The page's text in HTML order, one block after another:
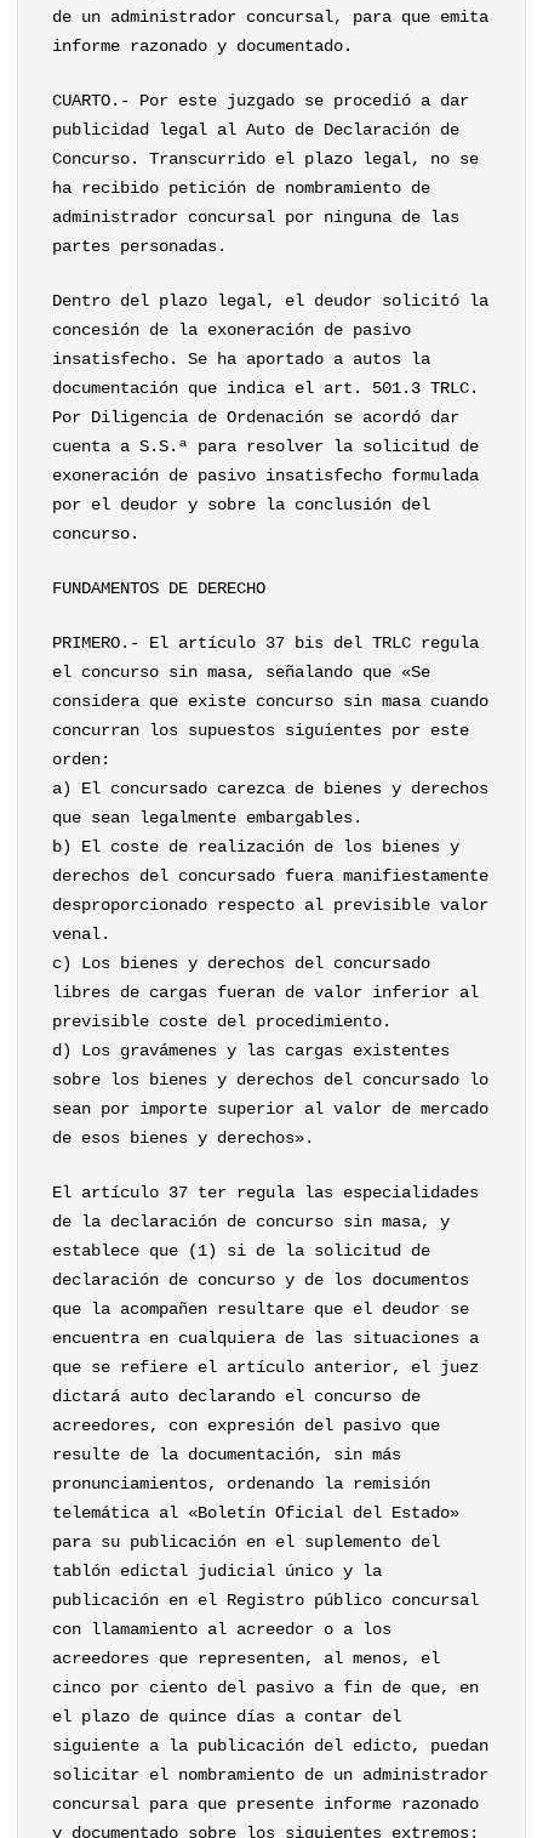
de un administrador concursal, para que emita
informe razonado y documentado.
CUARTO.- Por este juzgado se procedió a dar
publicidad legal al Auto de Declaración de
Concurso. Transcurrido el plazo legal, no se
ha recibido petición de nombramiento de
administrador concursal por ninguna de las
partes personadas.
Dentro del plazo legal, el deudor solicitó la
concesión de la exoneración de pasivo
insatisfecho. Se ha aportado a autos la
documentación que indica el art. 501.3 TRLC.
Por Diligencia de Ordenación se acordó dar
cuenta a S.S.ª para resolver la solicitud de
exoneración de pasivo insatisfecho formulada
por el deudor y sobre la conclusión del
concurso.
FUNDAMENTOS DE DERECHO
PRIMERO.- El artículo 37 bis del TRLC regula
el concurso sin masa, señalando que «Se
considera que existe concurso sin masa cuando
concurran los supuestos siguientes por este
orden:
a) El concursado carezca de bienes y derechos
que sean legalmente embargables.
b) El coste de realización de los bienes y
derechos del concursado fuera manifiestamente
desproporcionado respecto al previsible valor
venal.
c) Los bienes y derechos del concursado
libres de cargas fueran de valor inferior al
previsible coste del procedimiento.
d) Los gravámenes y las cargas existentes
sobre los bienes y derechos del concursado lo
sean por importe superior al valor de mercado
de esos bienes y derechos».
El artículo 37 ter regula las especialidades
de la declaración de concurso sin masa, y
establece que (1) si de la solicitud de
declaración de concurso y de los documentos
que la acompañen resultare que el deudor se
encuentra en cualquiera de las situaciones a
que se refiere el artículo anterior, el juez
dictará auto declarando el concurso de
acreedores, con expresión del pasivo que
resulte de la documentación, sin más
pronunciamientos, ordenando la remisión
telemática al «Boletín Oficial del Estado»
para su publicación en el suplemento del
tablón edictal judicial único y la
publicación en el Registro público concursal
con llamamiento al acreedor o a los
acreedores que representen, al menos, el
cinco por ciento del pasivo a fin de que, en
el plazo de quince días a contar del
siguiente a la publicación del edicto, puedan
solicitar el nombramiento de un administrador
concursal para que presente informe razonado
y documentado sobre los siguientes extremos: